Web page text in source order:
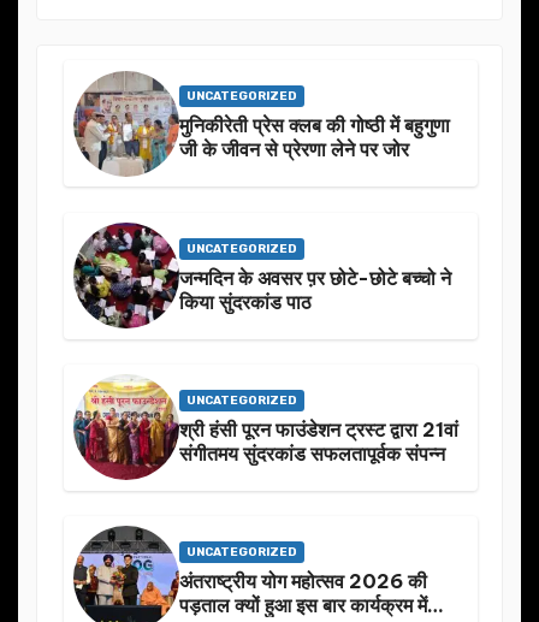
UNCATEGORIZED
मुनिकीरेती प्रेस क्लब की गोष्ठी में बहुगुणा
जी के जीवन से प्रेरणा लेने पर जोर
UNCATEGORIZED
जन्मदिन के अवसर प़र छोटे-छोटे बच्चो ने
किया सुंदरकांड पाठ
UNCATEGORIZED
श्री हंसी पूरन फाउंडेशन ट्रस्ट द्वारा 21वां
संगीतमय सुंदरकांड सफलतापूर्वक संपन्न
UNCATEGORIZED
अंतराष्ट्रीय योग महोत्सव 2026 की
पड़ताल क्यों हुआ इस बार कार्यक्रम में